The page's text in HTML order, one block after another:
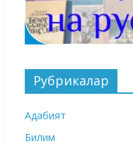
Рубрикалар
Адабият
Билим